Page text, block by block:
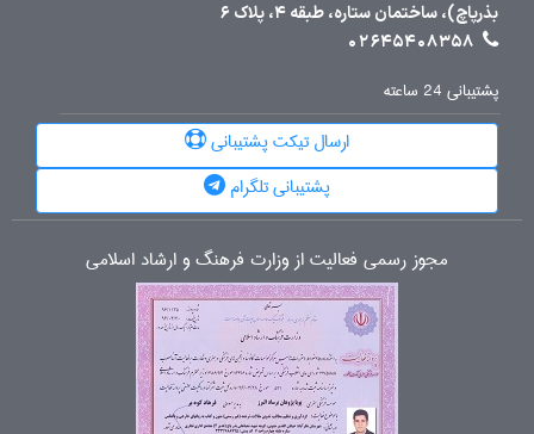
بذرپاچ)، ساختمان ستاره، طبقه 4، پلاک 6
02645408358
پشتیبانی 24 ساعته
ارسال تیکت پشتیبانی
پشتیبانی تلگرام
مجوز رسمی فعالیت از وزارت فرهنگ و ارشاد اسلامی